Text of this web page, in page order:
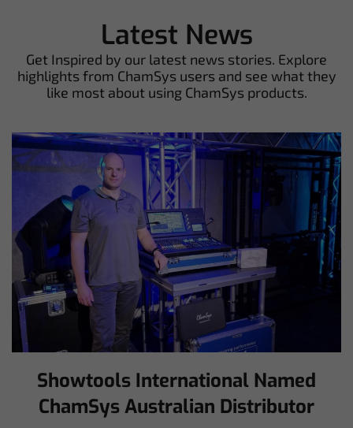
Latest News
Get Inspired by our latest news stories. Explore
highlights from ChamSys users and see what they
like most about using ChamSys products.
Showtools International Named
ChamSys Australian Distributor